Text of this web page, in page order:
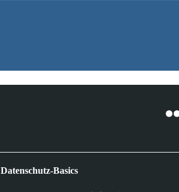
Datenschutz-Basics